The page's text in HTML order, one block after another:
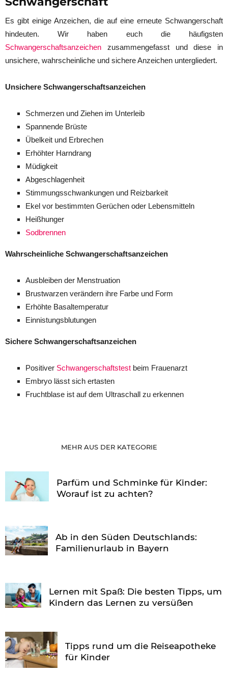
Es gibt einige Anzeichen, die auf eine erneute Schwangerschaft
hindeuten. Wir haben euch die häufigsten
Schwangerschaftsanzeichen zusammengefasst und diese in
unsichere, wahrscheinliche und sichere Anzeichen untergliedert.
Unsichere Schwangerschaftsanzeichen
Schmerzen und Ziehen im Unterleib
Spannende Brüste
Übelkeit und Erbrechen
Erhöhter Harndrang
Müdigkeit
Abgeschlagenheit
Stimmungsschwankungen und Reizbarkeit
Ekel vor bestimmten Gerüchen oder Lebensmitteln
Heißhunger
Sodbrennen
Wahrscheinliche Schwangerschaftsanzeichen
Ausbleiben der Menstruation
Brustwarzen verändern ihre Farbe und Form
Erhöhte Basaltemperatur
Einnistungsblutungen
Sichere Schwangerschaftsanzeichen
Positiver Schwangerschaftstest beim Frauenarzt
Embryo lässt sich ertasten
Fruchtblase ist auf dem Ultraschall zu erkennen
MEHR AUS DER KATEGORIE
Parfüm und Schminke für Kinder:
Worauf ist zu achten?
Ab in den Süden Deutschlands:
Familienurlaub in Bayern
Lernen mit Spaß: Die besten Tipps, um
Kindern das Lernen zu versüßen
Tipps rund um die Reiseapotheke
für Kinder